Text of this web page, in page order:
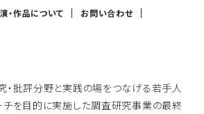
・作品について
お問い合わせ
・批評分野と実践の場をつなげる若手人
チを目的に実施した調査研究事業の最終